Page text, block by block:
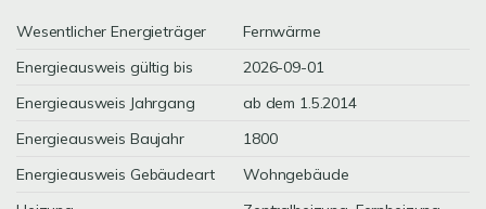
Wesentlicher Energieträger
Fernwärme
Energieausweis gültig bis
2026-09-01
Energieausweis Jahrgang
ab dem 1.5.2014
Energieausweis Baujahr
1800
Energieausweis Gebäudeart
Wohngebäude